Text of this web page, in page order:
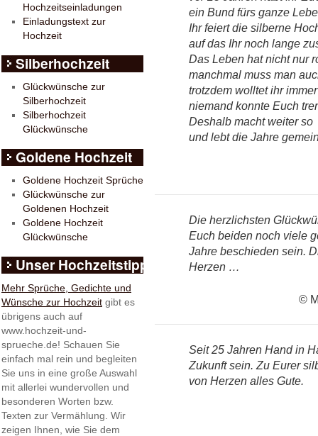
ein Bund fürs ganze
Ihr feiert die silberne
auf das Ihr noch lange
Das Leben hat nicht nur
manchmal muss man
trotzdem wolltet ihr
niemand konnte Euch
Deshalb macht weiter so
und lebt die Jahre
Die herzlichsten
Euch beiden noch viele
Jahre beschieden sein.
Herzen …
©
Seit 25 Jahren Hand in
Zukunft sein. Zu Eurer
von Herzen alles Gute.
Hochzeitseinladungen
Einladungstext zur
Hochzeit
Silberhochzeit
Glückwünsche zur
Silberhochzeit
Silberhochzeit
Glückwünsche
Goldene Hochzeit
Goldene Hochzeit Sprüche
Glückwünsche zur
Goldenen Hochzeit
Goldene Hochzeit
Glückwünsche
Unser Hochzeitstipp
Mehr Sprüche, Gedichte und
Wünsche zur Hochzeit gibt es
übrigens auch auf
www.hochzeit-und-
sprueche.de! Schauen Sie
einfach mal rein und begleiten
Sie uns in eine große Auswahl
mit allerlei wundervollen und
besonderen Worten bzw.
Texten zur Vermählung. Wir
zeigen Ihnen, wie Sie dem